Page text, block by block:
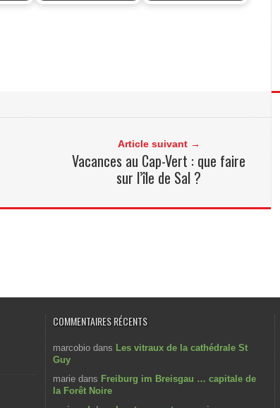
Article suivant →
Vacances au Cap-Vert : que faire
sur l’île de Sal ?
COMMENTAIRES RÉCENTS
marcobio dans Les vitraux de la cathédrale St
Guy
marie dans Freiburg im Breisgau … capitale de
la Forêt Noire